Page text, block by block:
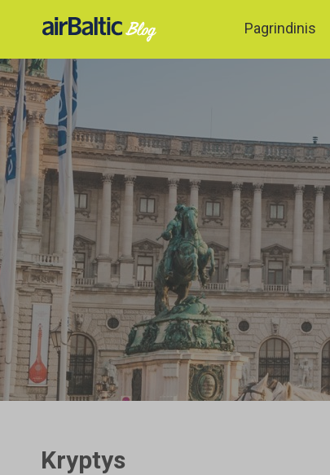
Pagrindinis
Kryptys